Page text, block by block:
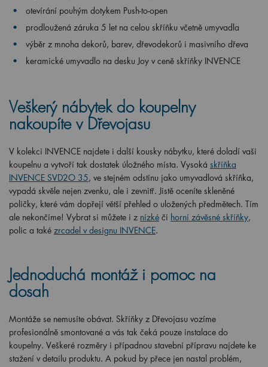
otevírání pouhým dotykem Push-to-open
prodloužená záruka 5 let na celou skříňku včetně umyvadla
výběr z mnoha dekorů, barev, dřevodekorů i masivního dřeva
keramické umyvadlo na desku Joy v ceně skříňky INVENCE
Veškerý nábytek do koupelny
nakoupíte v Dřevojasu
V kolekci INVENCE najdete i další kousky nábytku, které doladí vaši
koupelnu a vytvoří tak dostatek úložného místa. Vysoká skříňka
INVENCE SVD2O 35, ve stejném odstínu jako umyvadlová skříňka,
vypadá skvěle nejen zvenku, ale i zevnitř. Jistě oceníte skleněné
poličky, které vám dopřejí větší přehled o uložených předmětech. Tím
ale nekončíme! Vybrat si můžete i z nízké či horní závěsné skříňky,
polic a také zrcadel v designu INVENCE.
Jednoduchá montáž i pomoc na
dosah
Montáže se nemusíte obávat. Skříňky z Dřevojasu vozíme
profesionálně smontované a vás tak čeká pouze instalace do
koupelny. Veškeré rozměry i případnou stavební přípravu najdete ke
stažení v detailu produktu. A pokud by přece jen nastal problém,